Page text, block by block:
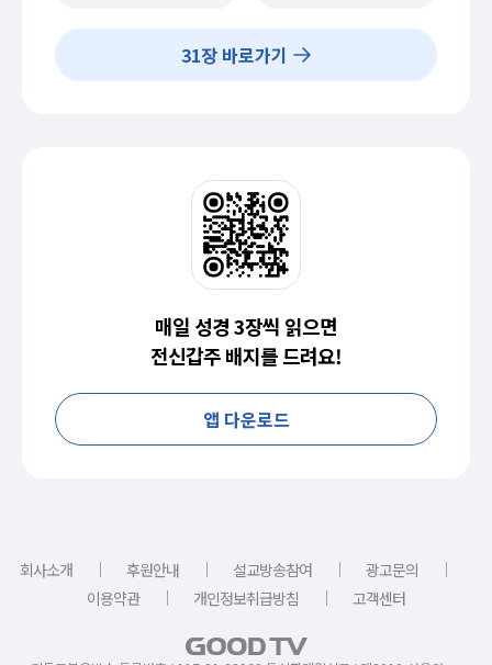
31장 바로가기
매일 성경 3장씩 읽으면
전신갑주 배지를 드려요!
앱 다운로드
회사소개 ｜ 후원안내 ｜ 설교방송참여 ｜ 광고문의
｜
이용약관
｜ 개인정보취급방침 ｜ 고객센터